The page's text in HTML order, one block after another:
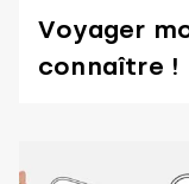
Voyager
connaître !